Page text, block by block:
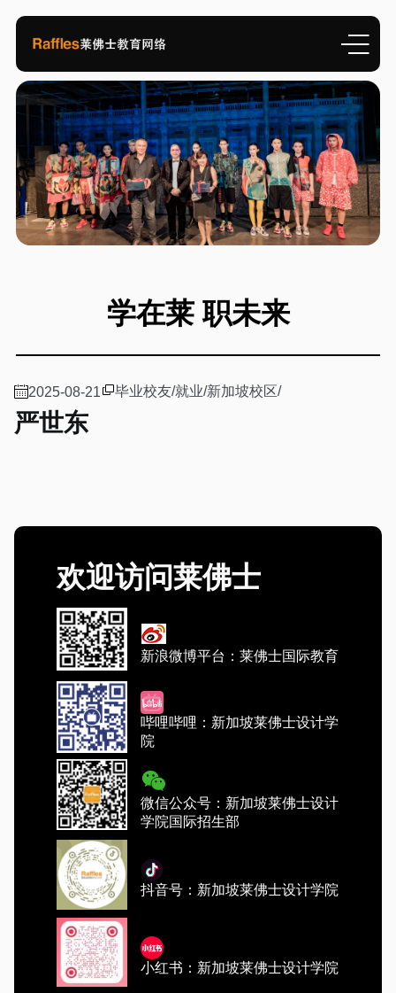
学在莱 职未来
2025-08-21 毕业校友/就业/新加坡校区/
严世东
欢迎访问莱佛士
新浪微博平台：莱佛士国际教育
哔哩哔哩：新加坡莱佛士设计学
院
微信公众号：新加坡莱佛士设计
学院国际招生部
抖音号：新加坡莱佛士设计学院
小红书：新加坡莱佛士设计学院